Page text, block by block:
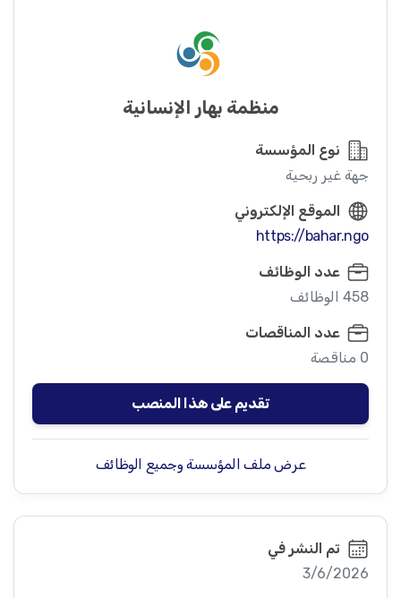
منظمة بهار الإنسانية
نوع المؤسسة
جهة غير ربحية
الموقع الإلكتروني
https://bahar.ngo
عدد الوظائف
458 الوظائف
عدد المناقصات
0 مناقصة
تقديم على هذا المنصب
عرض ملف المؤسسة وجميع الوظائف
تم النشر في
3/6/2026